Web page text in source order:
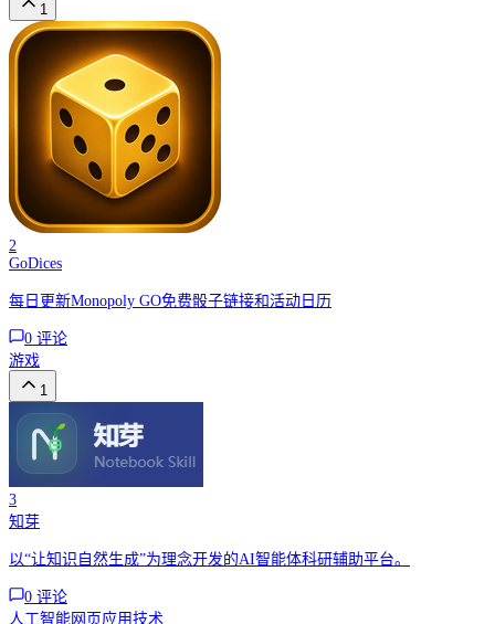
1
2
GoDices
每日更新Monopoly GO免费骰子链接和活动日历
0 评论
游戏
1
3
知芽
以“让知识自然生成”为理念开发的AI智能体科研辅助平台。
0 评论
人工智能网页应用技术